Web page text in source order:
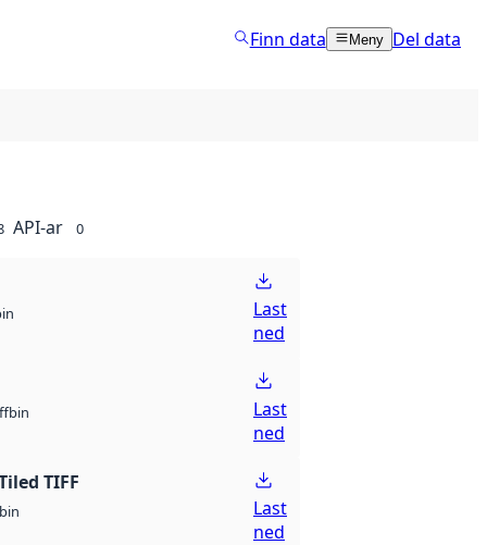
Finn data Meny Del data
API-ar 0
Last
ned
bin
Last
ned
TIFF
bin
Last
ned